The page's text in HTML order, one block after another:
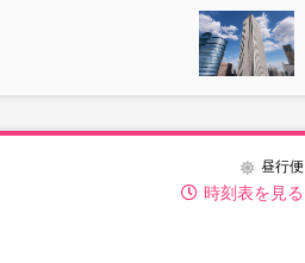
時刻表を見る
昼行便